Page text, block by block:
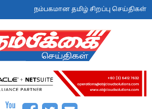
நம்பகமான தமிழ் சிறப்பு செய்திகள்